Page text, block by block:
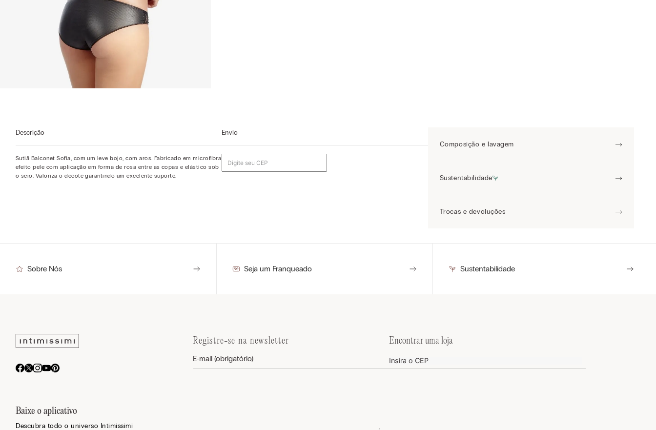
Descrição
Sutiã Balconet Sofia, com um leve bojo, com aros. Fabricado em microfibra
efeito pele com aplicação em forma de rosa entre as copas e elástico sob
o seio. Valoriza o decote garantindo um excelente suporte.
Envio
Composição e lavagem
Sustentabilidade
Trocas e devoluções
Sobre Nós Seja um Franqueado Sustentabilidade
Baixe o aplicativo
Descubra todo o universo Intimissimi
Registre-se na newsletter Encontrar uma loja